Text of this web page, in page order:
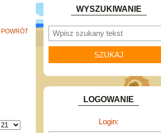
POWRÓT
WYSZUKIWANIE
LOGOWANIE
Login: